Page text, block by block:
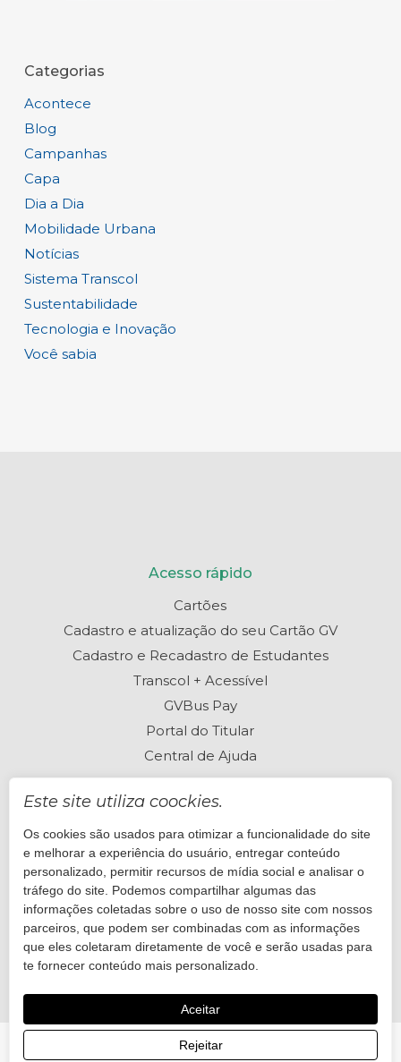
Categorias
Acontece
Blog
Campanhas
Capa
Dia a Dia
Mobilidade Urbana
Notícias
Sistema Transcol
Sustentabilidade
Tecnologia e Inovação
Você sabia
Acesso rápido
Cartões
Cadastro e atualização do seu Cartão GV
Cadastro e Recadastro de Estudantes
Transcol + Acessível
GVBus Pay
Portal do Titular
Central de Ajuda
Perguntas frequentes
Está com dúvidas? Visite nossa Central de Ajuda
Quero ajuda
© 2026 GVBus. Desenvolvido por
Este site utiliza coockies.
Os cookies são usados para otimizar a funcionalidade do site
e melhorar a experiência do usuário, entregar conteúdo
personalizado, permitir recursos de mídia social e analisar o
tráfego do site. Podemos compartilhar algumas das
informações coletadas sobre o uso de nosso site com nossos
parceiros, que podem ser combinadas com as informações
que eles coletaram diretamente de você e serão usadas para
te fornecer conteúdo mais personalizado.
Aceitar
Rejeitar